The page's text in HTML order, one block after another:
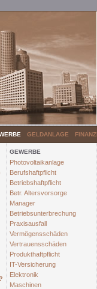
GELDANLAGE
GEWERBE
Photovoltaikanlage
Berufshaftpflicht
Betriebshaftpflicht
Betr. Altersvorsorge
Manager
Betriebsunterbrechung
Praxisausfall
Vermögensschäden
Vertrauensschäden
Produkthaftpflicht
IT-Versicherung
Elektronik
Maschinen